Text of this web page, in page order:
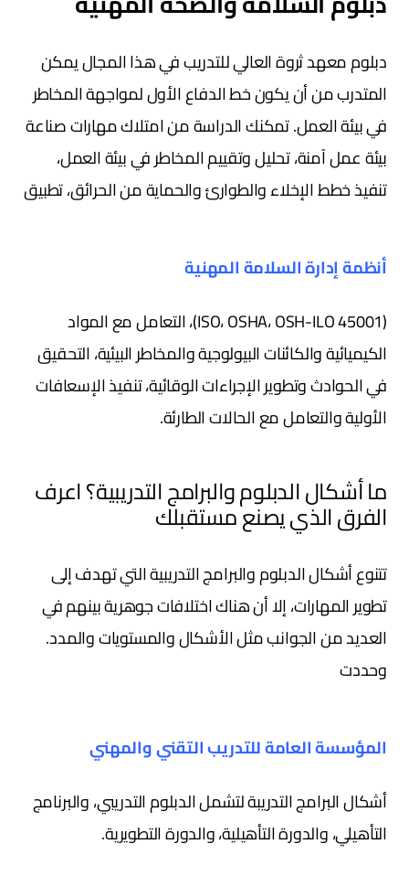
دبلوم معهد ثروة العالي للتدريب في هذا المجال يمكن
المتدرب من أن يكون خط الدفاع الأول لمواجهة المخاطر
في بيئة العمل. تمكنك الدراسة من امتلاك مهارات صناعة
بيئة عمل آمنة، تحليل وتقييم المخاطر في بيئة العمل،
تنفيذ خطط الإخلاء والطوارئ والحماية من الحرائق، تطبيق
أنظمة إدارة السلامة المهنية
(45001 ISO، OSHA، OSH-ILO)، التعامل مع المواد
الكيميائية والكائنات البيولوجية والمخاطر البيئية، التحقيق
في الحوادث وتطوير الإجراءات الوقائية، تنفيذ الإسعافات
الأولية والتعامل مع الحالات الطارئة.
ما أشكال الدبلوم والبرامج التدريبية؟ اعرف
الفرق الذي يصنع مستقبلك
تتنوع أشكال الدبلوم والبرامج التدريبية التي تهدف إلى
تطوير المهارات، إلا أن هناك اختلافات جوهرية بينهم في
العديد من الجوانب مثل الأشكال والمستويات والمدد.
وحددت
المؤسسة العامة للتدريب التقني والمهني
أشكال البرامج التدريبة لتشمل الدبلوم التدريبي، والبرنامج
التأهيلي، والدورة التأهيلية، والدورة التطويرية.